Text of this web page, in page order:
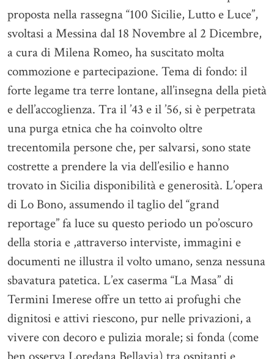
proposta nella rassegna “100 Sicilie, Lutto e Luce”,
svoltasi a Messina dal 18 Novembre al 2 Dicembre,
a cura di Milena Romeo, ha suscitato molta
commozione e partecipazione. Tema di fondo: il
forte legame tra terre lontane, all’insegna della pietà
e dell’accoglienza. Tra il ’43 e il ’56, si è perpetrata
una purga etnica che ha coinvolto oltre
trecentomila persone che, per salvarsi, sono state
costrette a prendere la via dell’esilio e hanno
trovato in Sicilia disponibilità e generosità. L’opera
di Lo Bono, assumendo il taglio del “grand
reportage” fa luce su questo periodo un po’oscuro
della storia e ,attraverso interviste, immagini e
documenti ne illustra il volto umano, senza nessuna
sbavatura patetica. L’ex caserma “La Masa” di
Termini Imerese offre un tetto ai profughi che
dignitosi e attivi riescono, pur nelle privazioni, a
vivere con decoro e pulizia morale; si fonda (come